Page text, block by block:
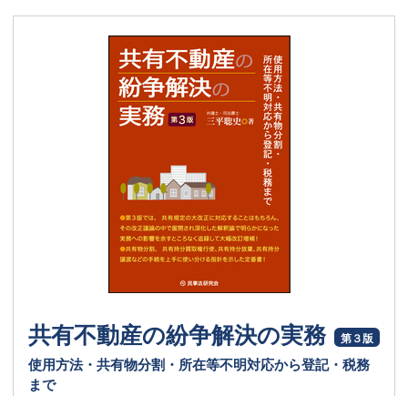
共有不動産の紛争解決の実務 第３版
使用方法・共有物分割・所在等不明対応から登記・税務
まで